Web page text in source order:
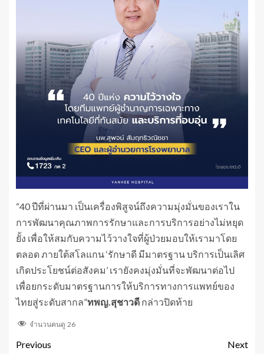
“40 ปีที่ผ่านมา เป็นเครื่องพิสูจน์ถึงความมุ่งมั่นของเราใน
การพัฒนาคุณภาพการรักษาและการบริการอย่างไม่หยุด
ยั้ง เพื่อให้สมกับความไว้วางใจที่ผู้ป่วยมอบให้เรามาโดย
ตลอด ภายใต้สโลแกน ‘รักษาดี มีมาตรฐาน บริการเป็นเลิศ
เกิดประโยชน์ต่อสังคม’ เรายังคงมุ่งมั่นที่จะพัฒนาต่อไป
เพื่อยกระดับมาตรฐานการให้บริการทางการแพทย์ของ
ไทยสู่ระดับสากล”ทพญ.สุชาวดี กล่าวปิดท้าย
จำนวนคนดู 26
Previous
Next